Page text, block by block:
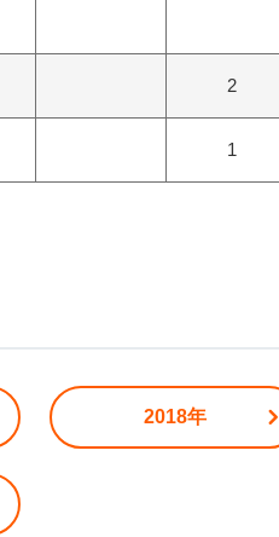
2
1
2018年